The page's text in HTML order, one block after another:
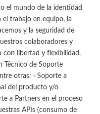
el mundo de la identidad
trabajo en equipo, la
y la seguridad de
colaboradores y
con libertad y flexibilidad.
Técnico de Soporte
otras: · Soporte a
del producto y/o
a Partners en el proceso
APIs (consumo de